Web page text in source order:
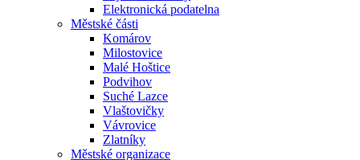
Elektronická podatelna
Městské části
Komárov
Milostovice
Malé Hoštice
Podvihov
Suché Lazce
Vlaštovičky
Vávrovice
Zlatníky
Městské organizace